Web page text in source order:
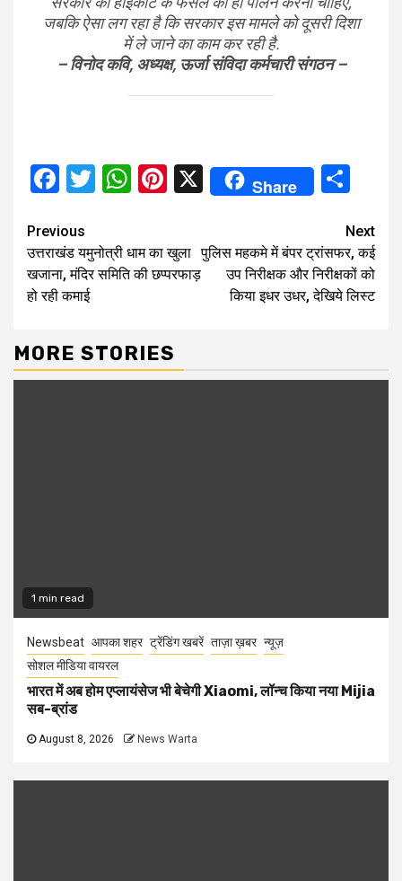
जबकि ऐसा लग रहा है कि सरकार इस मामले को दूसरी दिशा
में ले जाने का काम कर रही है.
– विनोद कवि, अध्यक्ष, ऊर्जा संविदा कर्मचारी संगठन –
Facebook
Twitter
WhatsApp
Pinterest
X Share
Continue
Reading
Previous
उत्तराखंड यमुनोत्री धाम का खुला
खजाना, मंदिर समिति की छप्परफाड़
हो रही कमाई
Next
पुलिस महकमे में बंपर ट्रांसफर, कई
उप निरीक्षक और निरीक्षकों को
किया इधर उधर, देखिये लिस्ट
MORE STORIES
1 min read
Newsbeat आपका शहर ट्रेंडिंग खबरें ताज़ा ख़बर न्यूज़
सोशल मीडिया वायरल
भारत में अब होम एप्लायंसेज भी बेचेगी Xiaomi, लॉन्च किया नया Mijia
सब-ब्रांड
August 8, 2026 News Warta